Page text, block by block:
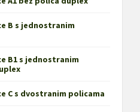
B s jednostranim
B1 s jednostranim
C s dvostranim policama